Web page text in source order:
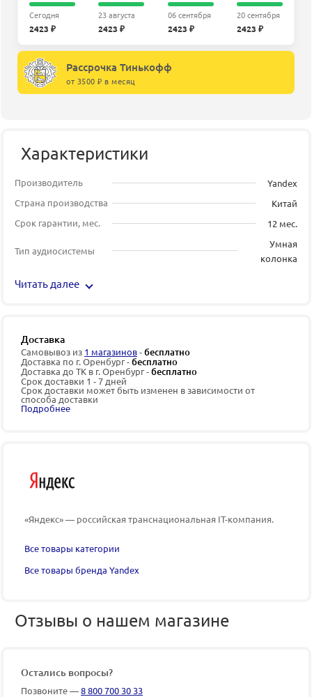
Сегодня
2423 ₽
23 августа
2423 ₽
06 сентября
2423 ₽
20 сентября
2423 ₽
Рассрочка Тинькофф
от 3500 ₽ в месяц
Характеристики
Производитель
Yandex
Страна производства
Китай
Срок гарантии, мес.
12 мес.
Тип аудиосистемы
Умная
колонка
Читать далее
Доставка
Самовывоз из 1 магазинов-бесплатно
Доставка по г. Оренбург -бесплатно
Доставка до ТК в г. Оренбург -бесплатно
Срок доставки 1 - 7 дней
Срок доставки может быть изменен в зависимости от
способа доставки
Подробнее
«Яндекс» — российская транснациональная IT-компания.
Все товары категории
Все товары бренда Yandex
Отзывы о нашем магазине
Остались вопросы?
Позвоните —8 800 700 30 33